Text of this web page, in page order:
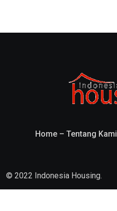
Home – Tentang Kami
© 2022 Indonesia Housing.